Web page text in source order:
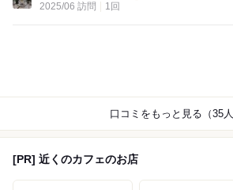
2025/06 訪問
1回
口コミをもっと見る（35人
[PR] 近くのカフェのお店